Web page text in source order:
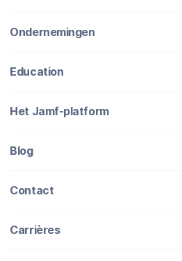
Ondernemingen
Education
Het Jamf-platform
Blog
Contact
Carrières